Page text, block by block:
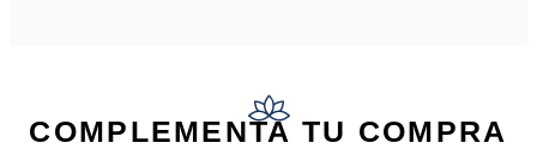
COMPLEMENTA TU COMPRA